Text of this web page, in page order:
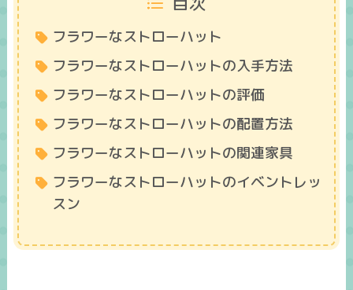
フラワーなストローハット
フラワーなストローハットの入手方法
フラワーなストローハットの評価
フラワーなストローハットの配置方法
フラワーなストローハットの関連家具
フラワーなストローハットのイベントレッ
スン